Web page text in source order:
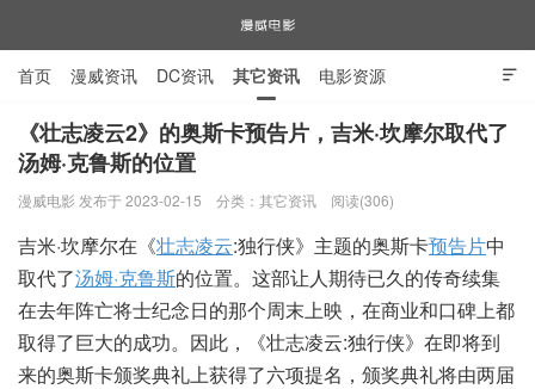
漫威电影

首页 漫威资讯 DC资讯 其它资讯 电影资源
电视剧资源 漫威图片
《壮志凌云2》的奥斯卡预告片，吉米·坎摩尔取代了
汤姆·克鲁斯的位置
漫威电影 发布于 2023-02-15 分类： 其它资讯 阅读(306)
吉米·坎摩尔在《壮志凌云:独行侠》主题的奥斯卡预告片中
取代了汤姆·克鲁斯的位置。这部让人期待已久的传奇续集
在去年阵亡将士纪念日的那个周末上映，在商业和口碑上都
取得了巨大的成功。因此，《壮志凌云:独行侠》在即将到
来的奥斯卡颁奖典礼上获得了六项提名，颁奖典礼将由两届